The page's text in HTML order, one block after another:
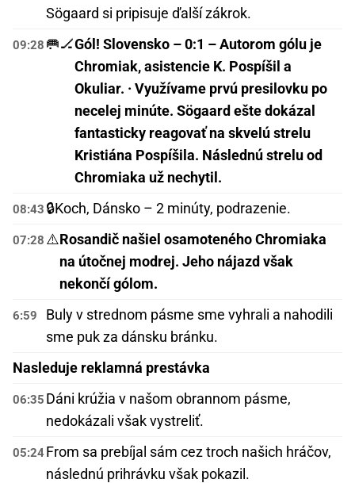
Sögaard si pripisuje ďalší zákrok.
09:28 🥅🏒Gól! Slovensko – 0:1 – Autorom gólu je
Chromiak, asistencie K. Pospíšil a
Okuliar. · Využívame prvú presilovku po
necelej minúte. Sögaard ešte dokázal
fantasticky reagovať na skvelú strelu
Kristiána Pospíšila. Následnú strelu od
Chromiaka už nechytil.
08:43 🔒Koch, Dánsko – 2 minúty, podrazenie.
07:28 ⚠️Rosandič našiel osamoteného Chromiaka
na útočnej modrej. Jeho nájazd však
nekončí gólom.
6:59
Buly v strednom pásme sme vyhrali a nahodili
sme puk za dánsku bránku.
Nasleduje reklamná prestávka
06:35 Dáni krúžia v našom obrannom pásme,
nedokázali však vystreliť.
05:24From sa prebíjal sám cez troch našich hráčov,
následnú prihrávku však pokazil.